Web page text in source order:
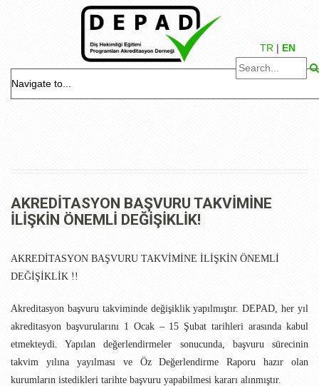
TR | EN
AKREDİTASYON BAŞVURU TAKVİMİNE
İLİŞKİN ÖNEMLİ DEĞİŞİKLİK!
AKREDİTASYON BAŞVURU TAKVİMİNE İLİŞKİN ÖNEMLİ
DEĞİŞİKLİK !!
Akreditasyon başvuru takviminde değişiklik yapılmıştır. DEPAD, her yıl
akreditasyon başvurularını 1 Ocak – 15 Şubat tarihleri arasında kabul
etmekteydi. Yapılan değerlendirmeler sonucunda, başvuru sürecinin
takvim yılına yayılması ve Öz Değerlendirme Raporu hazır olan
kurumların istedikleri tarihte başvuru yapabilmesi kararı alınmıştır.